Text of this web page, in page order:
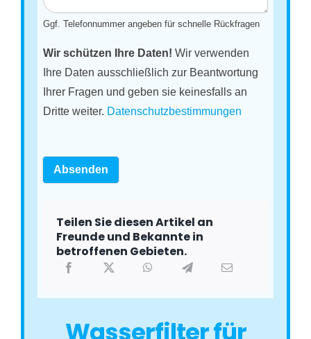
Ggf. Telefonnummer angeben für schnelle Rückfragen
Wir schützen Ihre Daten! Wir verwenden
Ihre Daten ausschließlich zur Beantwortung
Ihrer Fragen und geben sie keinesfalls an
Dritte weiter. Datenschutzbestimmungen
Absenden
Teilen Sie diesen Artikel an
Freunde und Bekannte in
betroffenen Gebieten.
Wasserfilter für